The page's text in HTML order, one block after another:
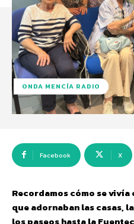
ONDA MENCÍA RADIO
Facebook X
Recordamos cómo se
que adornaban las casas,